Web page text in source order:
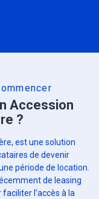
Accession
?
est une solution
de devenir
période de location.
de leasing
l’accès à la